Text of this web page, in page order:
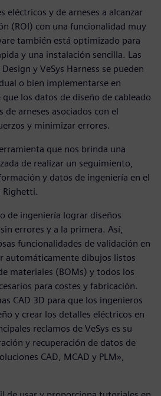
eléctricos y de arneses a alcanzar
(ROI) con una funcionalidad muy
también está optimizado para
y una instalación sencilla. Las
y VeSys Harness se pueden
o bien implementarse en
los datos de diseño de cableado
arneses asociados con el
y minimizar errores.
que nos brinda una
de realizar un seguimiento,
y datos de ingeniería en el
Righetti.
de ingeniería lograr diseños
errores y a la primera. Así,
funcionalidades de validación en
automáticamente dibujos listos
materiales (BOMs) y todos los
para costes y fabricación.
CAD 3D para que los ingenieros
y crear los detalles eléctricos en
reclamos de VeSys es su
y recuperación de datos de
CAD, MCAD y PLM»,